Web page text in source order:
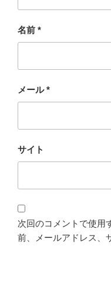
名前 *
メール*
サイト
次回のコメントで使用
前、メールアドレス、